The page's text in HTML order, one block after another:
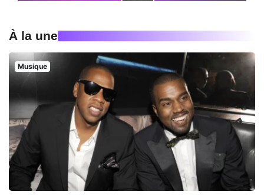
À la une
Musique